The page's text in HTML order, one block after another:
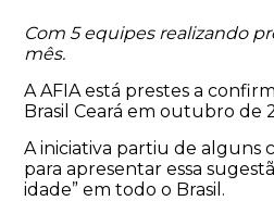
Com 5 equipes realizando
mês.
A AFIA está prestes a
Brasil Ceará em outubro de
A iniciativa partiu de alguns
para apresentar essa
idade” em todo o Brasil.